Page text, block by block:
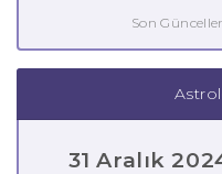
Son
31 Aralık